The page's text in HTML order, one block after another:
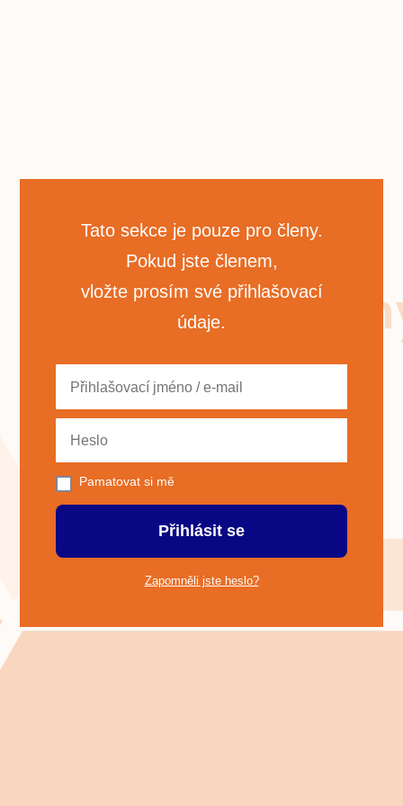
Tato sekce je pouze pro členy.
Pokud jste členem,
vložte prosím své přihlašovací
údaje.
Pamatovat si mě
Přihlásit se
Zapomněli jste heslo?